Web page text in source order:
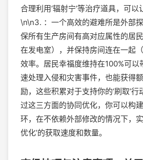
合理利用‘辐射宁’等治疗道具，可以
\n\n3. ：一个高效的避难所是外部
保所有生产房间有高对应属性的居
在发电室），并保持房间连在一起
效率。居民幸福度维持在100%可以
速处理入侵和灾害事件，也能获得
励，这些积累对于支持你的‘刷取’
过这三方面的协同优化，你可以构
环，在不依赖外部修改的情况下，
优化’的获取速度和数量。